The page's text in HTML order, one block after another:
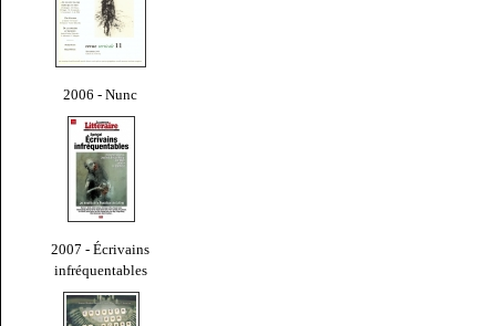
2006 - Nunc
2007 - Écrivains
infréquentables